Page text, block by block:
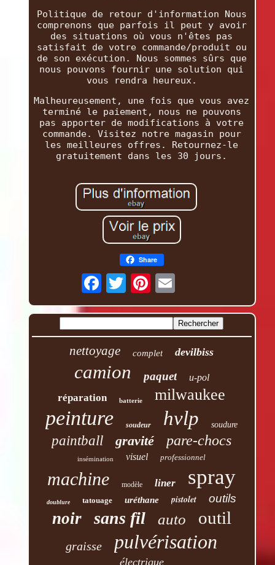
Politique de retour d'information Nous
comprenons que parfois il peut y avoir
des situations où vous n'êtes pas
satisfait de votre commande/produit ou
de son exécution. Nous sommes sûrs que
nous pouvons fournir une solution qui
vous rendra heureux.
Malheureusement, une fois que vous avez
terminé le paiement, nous ne pouvons
pas apporter de modifications à votre
commande. Visitez notre magasin pour
les meilleures offres. Retournez-le
gratuitement dans les 30 jours.
Share
nettoyage complet devilbiss
camion paquet u-pol
réparation batterie milwaukee
peinture soudeur hvlp soudure
paintball gravité pare-chocs
insémination visuel professionnel
machine modèle liner spray
doublure tatouage uréthane pistolet outils
noir sans fil auto outil
graisse pulvérisation
électrique